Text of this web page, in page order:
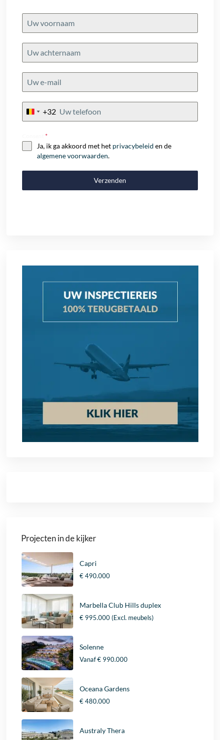
Belgium
+32
+32
Consent*
Ja, ik ga akkoord met het privacybeleid en de
algemene voorwaarden.
Verzenden
Projecten in de kijker
Capri
€ 490.000
Marbella Club Hills duplex
€ 995.000(Excl. meubels)
Solenne
Vanaf€ 990.000
Oceana Gardens
€ 480.000
Australy Thera